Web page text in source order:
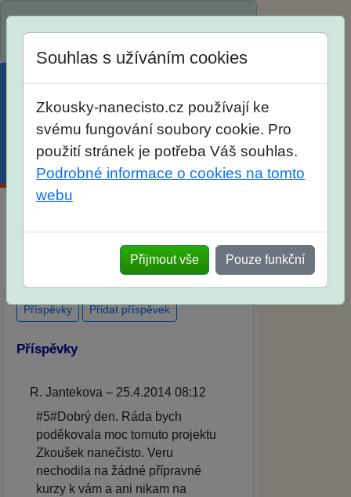
SŠ? Vaše ohlasy po skutečných
přijímacích zkouškách
Souhlas s užíváním cookies
Zkousky-nanecisto.cz používají ke
svému fungování soubory cookie. Pro
použití stránek je potřeba Váš souhlas.
Podrobné informace o cookies na tomto
webu
Přijmout vše Pouze funkční
Příspěvky Přidat příspěvek
Příspěvky
R. Jantekova – 25.4.2014 08:12
#5#Dobrý den. Ráda bych
poděkovala moc tomuto projektu
Zkoušek nanečisto. Veru
nechodila na žádné přípravné
kurzy k vám a ani nikam na